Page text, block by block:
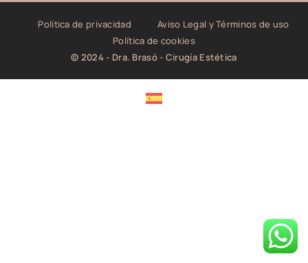
Política de privacidad
Aviso Legal y Términos de uso
Política de cookies
© 2024 - Dra. Brasó - Cirugía Estética